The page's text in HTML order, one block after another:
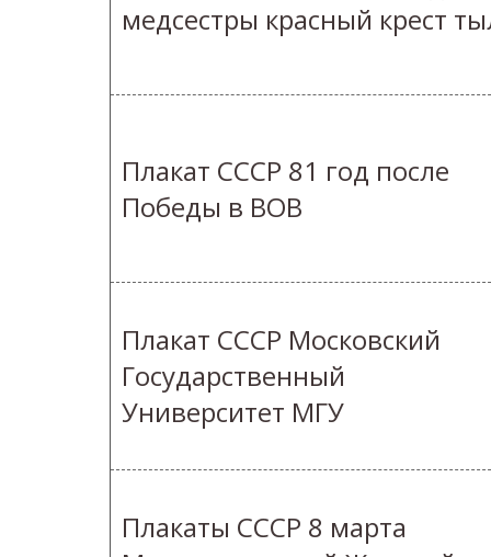
медсестры красный крест
Плакат СССР 81 год после
Победы в ВОВ
Плакат СССР Московский
Государственный
Университет МГУ
Плакаты СССР 8 марта